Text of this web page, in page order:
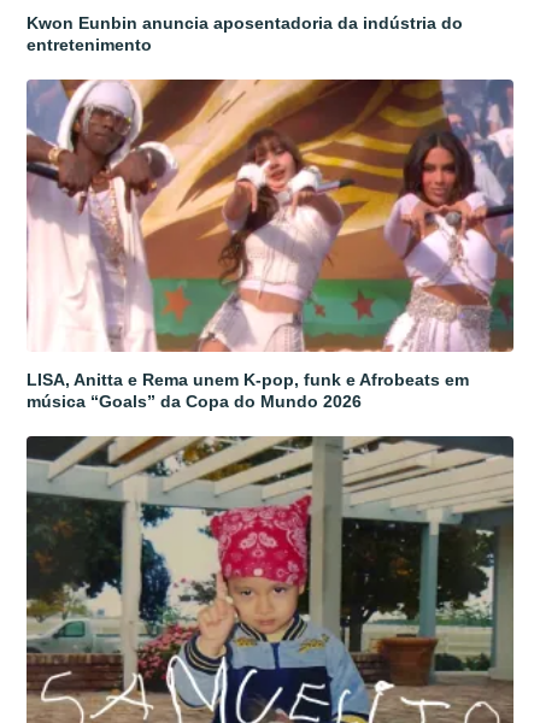
Kwon Eunbin anuncia aposentadoria da indústria do
entretenimento
LISA, Anitta e Rema unem K-pop, funk e Afrobeats em
música “Goals” da Copa do Mundo 2026